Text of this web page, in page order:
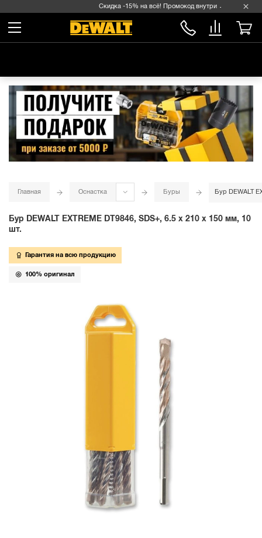
Скидка -15% на всё! Промокод внутри →
Главная Оснастка Буры Бур DEWALT
Бур DEWALT EXTREME DT9846, SDS+, 6.5 x 210 x 150 мм, 10
шт.
Гарантия на всю продукцию
100% оригинал